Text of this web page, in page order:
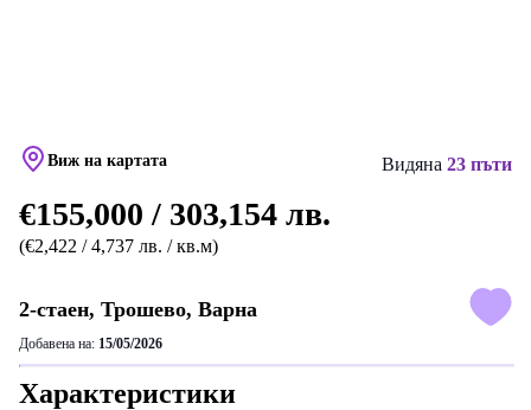
Виж на картата Видяна 23 пъти
€155,000 / 303,154 лв.
(€2,422 / 4,737 лв. / кв.м)
2-стаен, Трошево, Варна
Добавена на: 15/05/2026
Характеристики